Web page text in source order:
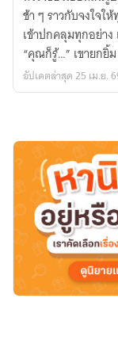
ไม่
อาจ
ปฏิเสธ
ช้า ๆ ราวกับจงใจให้ทุก
เข้าปกคลุมทุกอย่าง
“คุณก็รู้…” เขายกยิ้ม
อัปเดตล่าสุด 25 เม.ย.